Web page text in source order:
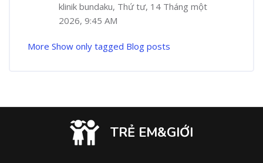
klinik bundaku, Thứ tư, 14 Tháng một
2026, 9:45 AM
More Show only tagged Blog posts
TRẺ EM&GIỚI